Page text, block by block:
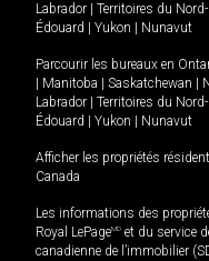
Labrador
Territoires du
Édouard
Yukon Nunavut
Parcourir les bureaux en
Manitoba Saskatchewan
Labrador
Territoires du
Édouard
Yukon Nunavut
Afficher les propriétés
Canada
Les informations des
Royal LePageMD et du service
canadienne de l’immobilier